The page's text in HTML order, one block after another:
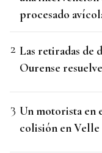
procesado
Las retiradas de
Ourense
Un motorista en
colisión en Velle